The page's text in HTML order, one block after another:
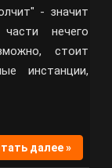
- значит
нечего
стоит
инстанции,
далее »